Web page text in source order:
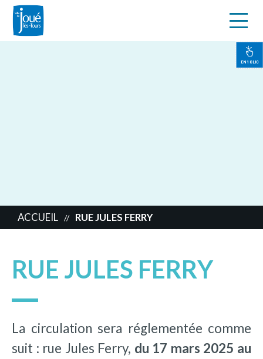
EN 1 CLIC
ACCUEIL // RUE JULES FERRY
RUE JULES FERRY
La circulation sera réglementée comme
suit : rue Jules Ferry, du 17 mars 2025 au